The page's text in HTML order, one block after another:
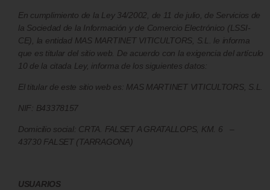
En cumplimiento de la Ley 34/2002, de 11 de julio, de Servicios de
la Sociedad de la Información y de Comercio Electrónico (LSSI-
CE), la entidad MAS MARTINET VITICULTORS, S.L. le informa
que es titular del sitio web. De acuerdo con la exigencia del artículo
10 de la citada Ley, informa de los siguientes datos:
El titular de este sitio web es: MAS MARTINET VITICULTORS, S.L.
NIF: B43378157
Domicilio social: CRTA. FALSET A GRATALLOPS, KM. 6 –
43730 FALSET (TARRAGONA)
USUARIOS